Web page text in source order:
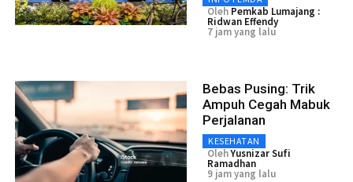
Oleh Pemkab Lumajang :
Ridwan Effendy
7 jam yang lalu
Bebas Pusing: Trik
Ampuh Cegah Mabuk
Perjalanan
KESEHATAN
OlehYusnizar Sufi
Ramadhan
9 jam yang lalu